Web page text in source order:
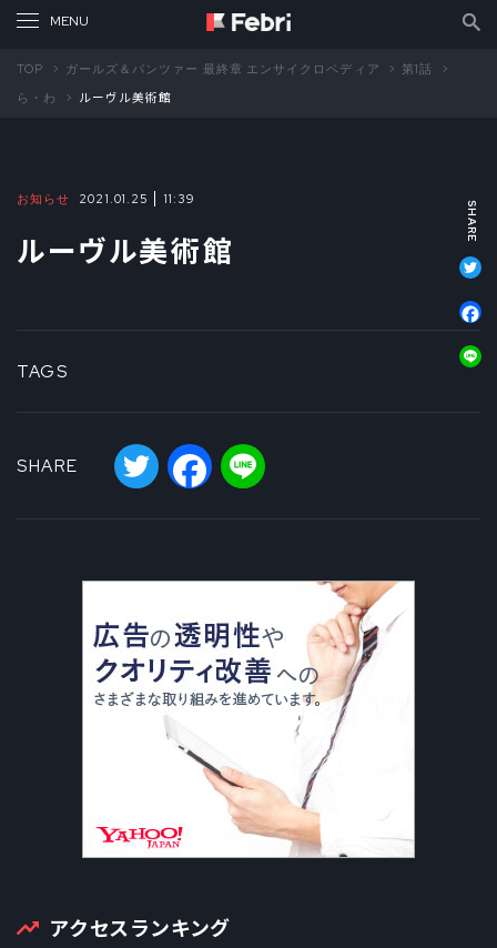
TOP ガールズ＆パンツァー 最終章 エンサイクロペディア
第1話
ら・わ
ルーヴル美術館
お知らせ 2021.01.25 11:39
ルーヴル美術館
TAGS
SHARE
Twitter Facebook
アクセスランキング